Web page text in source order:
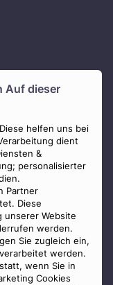
Auf dieser
helfen uns bei
dient
&
personalisierter
Partner
Diese
unserer Website
werden.
Sie zugleich ein,
werden.
wenn Sie in
Cookies